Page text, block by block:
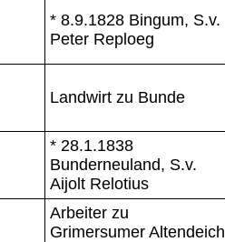
* 8.9.1828 Bingum, S.v.
Peter Reploeg
Landwirt zu Bunde
* 28.1.1838
Bunderneuland, S.v.
Aijolt Relotius
Arbeiter zu
Grimersumer Altendeich